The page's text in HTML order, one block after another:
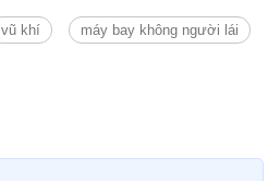
vũ khí máy bay không người lái